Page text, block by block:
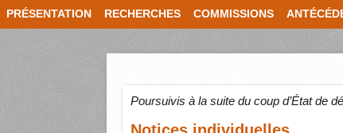
PRÉSENTATION RECHERCHES COMMISSIONS
Poursuivis à la suite du coup d’État de